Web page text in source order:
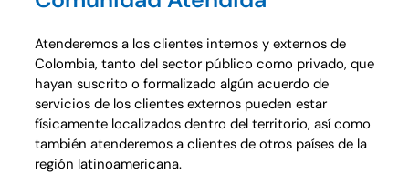
Atenderemos a los clientes internos y externos de
Colombia, tanto del sector público como privado, que
hayan suscrito o formalizado algún acuerdo de
servicios de los clientes externos pueden estar
físicamente localizados dentro del territorio, así como
también atenderemos a clientes de otros países de la
región latinoamericana.